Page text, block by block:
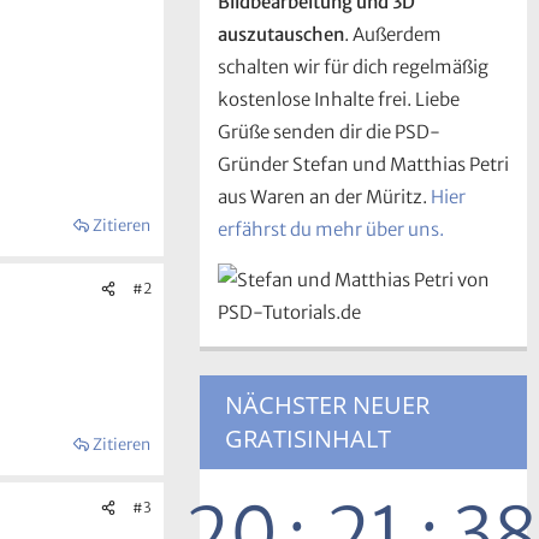
Zitieren
#2
Zitieren
#3
auszutauschen. Außerdem
schalten wir für dich regelmäßig
kostenlose Inhalte frei. Liebe
Grüße senden dir die PSD-
Gründer Stefan und Matthias Petri
aus Waren an der Müritz. Hier
erfährst du mehr über uns.
NÄCHSTER NEUER
GRATISINHALT